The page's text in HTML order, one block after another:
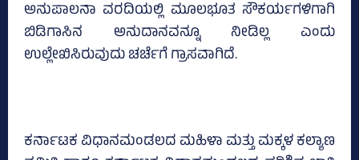
ಅನುಪಾಲನಾ ವರದಿಯಲ್ಲಿ ಮೂಲಭೂತ ಸೌಕರ್ಯಗಳಿಗಾಗಿ
ಬಿಡಿಗಾಸಿನ ಅನುದಾನವನ್ನೂ ನೀಡಿಲ್ಲ ಎಂದು
ಉಲ್ಲೇಖಿಸಿರುವುದು ಚರ್ಚೆಗೆ ಗ್ರಾಸವಾಗಿದೆ.
ಕರ್ನಾಟಕ ವಿಧಾನಮಂಡಲದ ಮಹಿಳಾ ಮತ್ತು ಮಕ್ಕಳ ಕಲ್ಯಾಣ